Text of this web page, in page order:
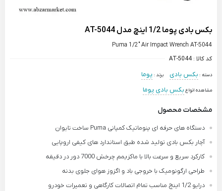
بکس بادی پوما 1/2 اینچ مدل AT-5044
Puma 1/2" Air Impact Wrench AT-5044
کد کالا :AT-5044
دسته : بکس بادی برند : پوما
مشاهده انواع بکس بادی پوما
مشخصات محصول
دستگاه های حرفه ای پنوماتیک کمپانی Puma ساخت تایوان
آچار بکس بادی تولید شده طبق استاندارد های کیفی اروپایی
کارکرد سریع و سرعت بالا با ماکزیمم چرخش 7000 دور در دقیقه
طراحی ارگونومیک با خروجی باد و اگزوز هوای جلوی بدنه
درایو 1/2 اینچ مناسب تمام اتصالات کارگاهی و تعمیرات خودرو